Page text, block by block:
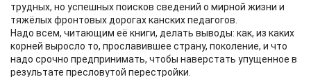
трудных, но успешных поисков сведений о мирной жизни и
тяжёлых фронтовых дорогах канских педагогов.
Надо всем, читающим её книги, делать выводы: как, из каких
корней выросло то, прославившее страну, поколение, и что
надо срочно предпринимать, чтобы наверстать упущенное в
результате пресловутой перестройки.